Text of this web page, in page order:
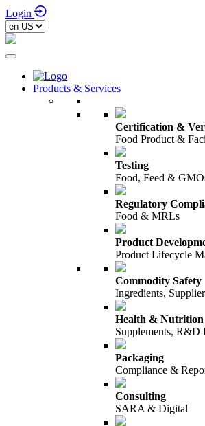
Login
Products & Services
Certification &
Food Product &
Testing
Food, Feed &
Regulatory
Food & MRLs
Product
Product Lifecycle
Commodity Safety
Ingredients,
Health & Nutrition
Supplements, R&D
Packaging
Compliance &
Consulting
SARA & Digital